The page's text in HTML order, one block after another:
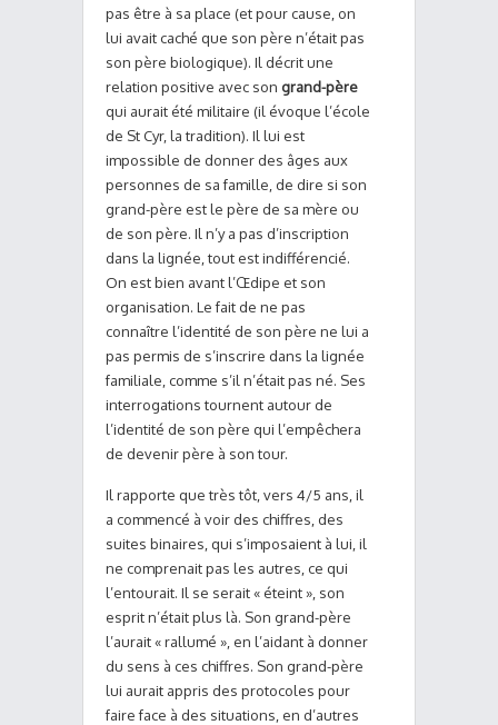
pas être à sa place (et pour cause, on
lui avait caché que son père n’était pas
son père biologique). Il décrit une
relation positive avec son grand-père
qui aurait été militaire (il évoque l’école
de St Cyr, la tradition). Il lui est
impossible de donner des âges aux
personnes de sa famille, de dire si son
grand-père est le père de sa mère ou
de son père. Il n’y a pas d’inscription
dans la lignée, tout est indifférencié.
On est bien avant l’Œdipe et son
organisation. Le fait de ne pas
connaître l’identité de son père ne lui a
pas permis de s’inscrire dans la lignée
familiale, comme s’il n’était pas né. Ses
interrogations tournent autour de
l’identité de son père qui l’empêchera
de devenir père à son tour.
Il rapporte que très tôt, vers 4/5 ans, il
a commencé à voir des chiffres, des
suites binaires, qui s’imposaient à lui, il
ne comprenait pas les autres, ce qui
l’entourait. Il se serait « éteint », son
esprit n’était plus là. Son grand-père
l’aurait « rallumé », en l’aidant à donner
du sens à ces chiffres. Son grand-père
lui aurait appris des protocoles pour
faire face à des situations, en d’autres